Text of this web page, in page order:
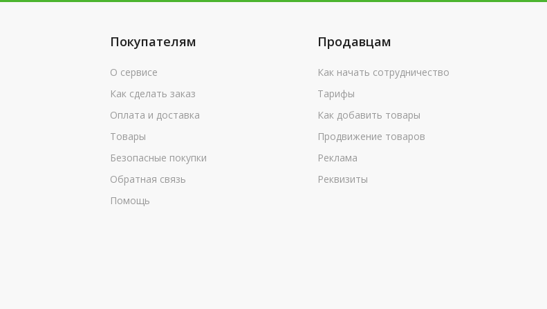
Покупателям
О сервисе
Как сделать заказ
Оплата и доставка
Товары
Безопасные покупки
Обратная связь
Помощь
Продавцам
Как начать сотрудничество
Тарифы
Как добавить товары
Продвижение товаров
Реклама
Реквизиты